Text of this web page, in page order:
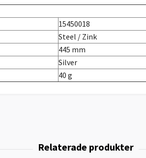
15450018
Steel / Zink
445 mm
Silver
40 g